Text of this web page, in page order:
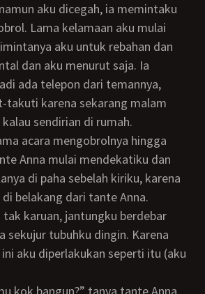
aku dicegah, ia memintaku
Lama kelamaan aku mulai
aku untuk rebahan dan
dan aku menurut saja. Ia
ada telepon dari temannya,
takuti karena sekarang malam
sendirian di rumah.
Anna mulai mendekatiku dan
di paha sebelah kiriku, karena
belakang dari tante Anna.
tak karuan, jantungku berdebar
sekujur tubuhku dingin. Karena
aku diperlakukan seperti itu (aku